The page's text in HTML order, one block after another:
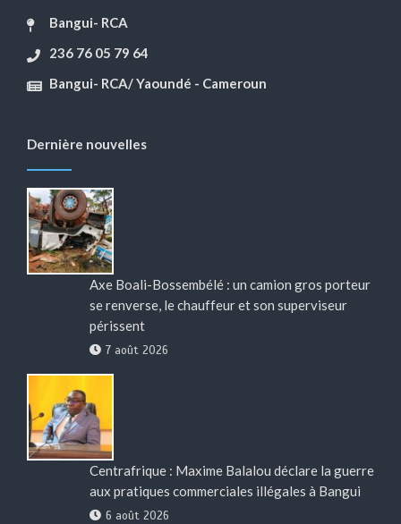
Bangui- RCA
236 76 05 79 64
Bangui- RCA/ Yaoundé - Cameroun
Dernière nouvelles
Axe Boali-Bossembélé : un camion gros porteur
se renverse, le chauffeur et son superviseur
périssent
7 août 2026
Centrafrique : Maxime Balalou déclare la guerre
aux pratiques commerciales illégales à Bangui
6 août 2026